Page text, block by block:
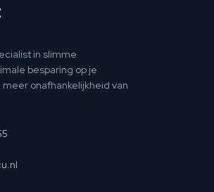
in slimme
besparing op je
onafhankelijkheid van